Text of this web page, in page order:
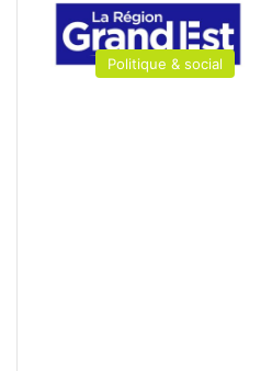
Politique & social